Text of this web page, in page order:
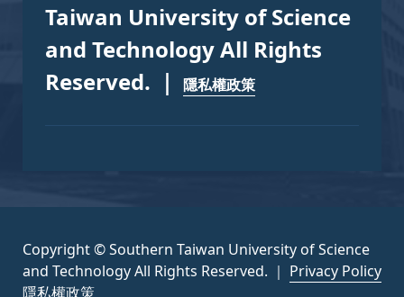
Taiwan University of Science
and Technology All Rights
Reserved. ｜
隱私權政策
Copyright © Southern Taiwan University of Science
and Technology All Rights Reserved. ｜ Privacy Policy
隱私權政策